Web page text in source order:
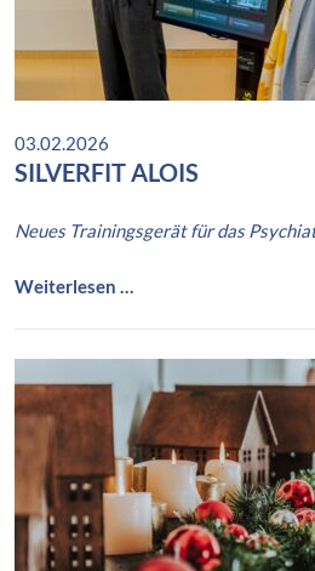
03.02.2026
SILVERFIT ALOIS
Neues Trainingsgerät für das
Weiterlesen …
v
e
r
F
i
t
A
l